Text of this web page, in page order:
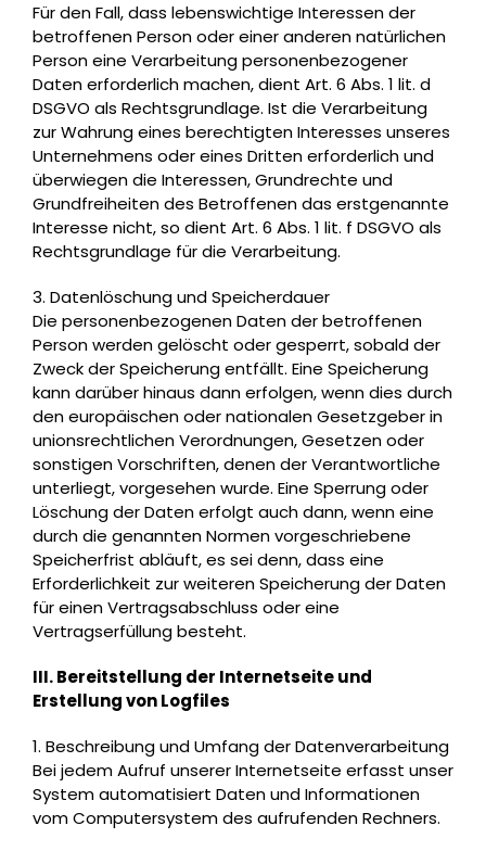
Für den Fall, dass lebenswichtige Interessen der
betroffenen Person oder einer anderen natürlichen
Person eine Verarbeitung personenbezogener
Daten erforderlich machen, dient Art. 6 Abs. 1 lit. d
DSGVO als Rechtsgrundlage. Ist die Verarbeitung
zur Wahrung eines berechtigten Interesses unseres
Unternehmens oder eines Dritten erforderlich und
überwiegen die Interessen, Grundrechte und
Grundfreiheiten des Betroffenen das erstgenannte
Interesse nicht, so dient Art. 6 Abs. 1 lit. f DSGVO als
Rechtsgrundlage für die Verarbeitung.
3. Datenlöschung und Speicherdauer
Die personenbezogenen Daten der betroffenen
Person werden gelöscht oder gesperrt, sobald der
Zweck der Speicherung entfällt. Eine Speicherung
kann darüber hinaus dann erfolgen, wenn dies durch
den europäischen oder nationalen Gesetzgeber in
unionsrechtlichen Verordnungen, Gesetzen oder
sonstigen Vorschriften, denen der Verantwortliche
unterliegt, vorgesehen wurde. Eine Sperrung oder
Löschung der Daten erfolgt auch dann, wenn eine
durch die genannten Normen vorgeschriebene
Speicherfrist abläuft, es sei denn, dass eine
Erforderlichkeit zur weiteren Speicherung der Daten
für einen Vertragsabschluss oder eine
Vertragserfüllung besteht.
III. Bereitstellung der Internetseite und
Erstellung von Logfiles
1. Beschreibung und Umfang der Datenverarbeitung
Bei jedem Aufruf unserer Internetseite erfasst unser
System automatisiert Daten und Informationen
vom Computersystem des aufrufenden Rechners.